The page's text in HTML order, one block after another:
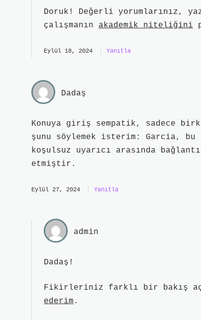
Doruk! Değerli yorumlarınız,
çalışmanın akademik niteliğini
Eylül 18, 2024 Yanıtla
Dadaş
Konuya giriş sempatik, sadece
şunu söylemek isterim: Garcia,
koşulsuz uyarıcı arasında
etmiştir.
Eylül 27, 2024 Yanıtla
admin
Dadaş!
Fikirleriniz farklı bir bakış
ederim .